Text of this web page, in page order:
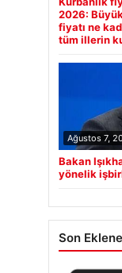
2026:
fiyatı ne
tüm illerin
Ağustos 7,
Bakan
yönelik
Son